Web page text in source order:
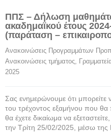
ΠΠΣ – Δήλωση
ακαδημαϊκού έτους
(παράταση –
Ανακοινώσεις Προγραμμάτων
Ανακοινώσεις τμήματος,
2025
Σας ενημερώνουμε ότι
του τρέχοντος εξαμήνου που θα
θα έχετε δικαίωμα να
την Τρίτη 25/02/2025, μέσω της